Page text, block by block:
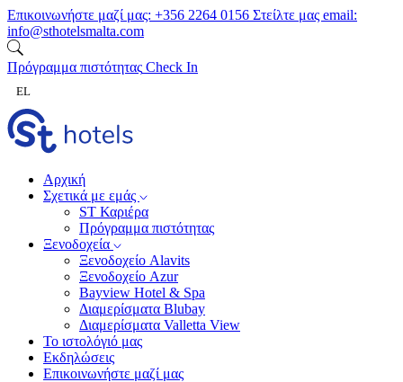
Μετάβαση στο περιεχόμενο
Επικοινωνήστε μαζί μας: +356 2264 0156 Στείλτε μας email:
info@sthotelsmalta.com
Πρόγραμμα πιστότητας Check In
EL
Αρχική
Σχετικά με εμάς
ST Καριέρα
Πρόγραμμα πιστότητας
Ξενοδοχεία
Ξενοδοχείο Alavits
Ξενοδοχείο Azur
Bayview Hotel & Spa
Διαμερίσματα Blubay
Διαμερίσματα Valletta View
Το ιστολόγιό μας
Εκδηλώσεις
Επικοινωνήστε μαζί μας